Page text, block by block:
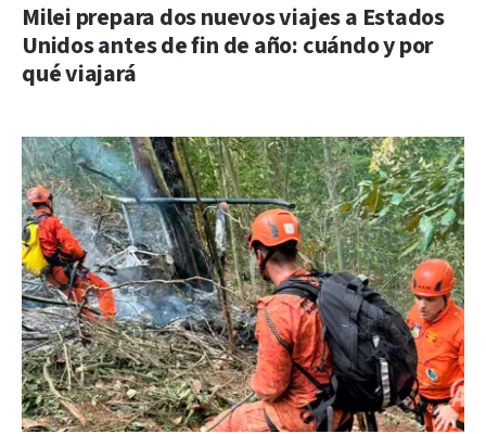
Milei prepara dos nuevos viajes a Estados
Unidos antes de fin de año: cuándo y por
qué viajará